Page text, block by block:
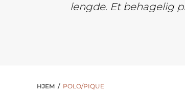
lengde. Et behagelig
HJEM / POLO/PIQUE